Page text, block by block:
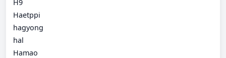
H9
Haetppi
hagyong
hal
Hamao